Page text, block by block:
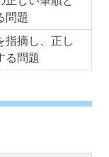
問題
指摘し、正し
る問題